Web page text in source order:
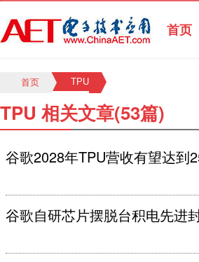
首页
首页 TPU
TPU 相关文章(53篇)
谷歌2028年TPU营收有望达到
谷歌自研芯片摆脱台积电先进